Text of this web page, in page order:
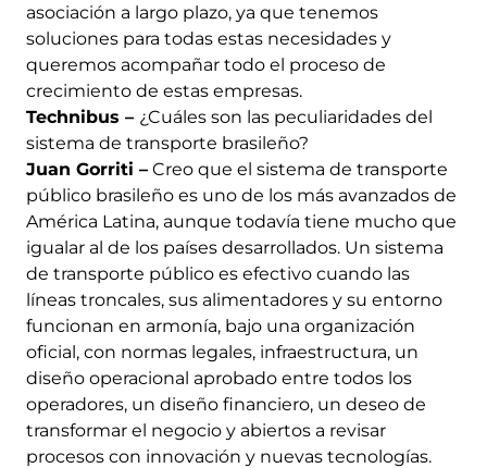
asociación a largo plazo, ya que tenemos
soluciones para todas estas necesidades y
queremos acompañar todo el proceso de
crecimiento de estas empresas.
Technibus – ¿Cuáles son las peculiaridades del
sistema de transporte brasileño?
Juan Gorriti – Creo que el sistema de transporte
público brasileño es uno de los más avanzados de
América Latina, aunque todavía tiene mucho que
igualar al de los países desarrollados. Un sistema
de transporte público es efectivo cuando las
líneas troncales, sus alimentadores y su entorno
funcionan en armonía, bajo una organización
oficial, con normas legales, infraestructura, un
diseño operacional aprobado entre todos los
operadores, un diseño financiero, un deseo de
transformar el negocio y abiertos a revisar
procesos con innovación y nuevas tecnologías.